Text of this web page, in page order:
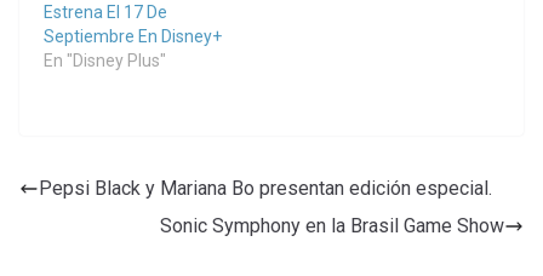
Estrena El 17 De
Septiembre En Disney+
En "Disney Plus"
Pepsi Black y Mariana Bo presentan edición especial.
Sonic Symphony en la Brasil Game Show